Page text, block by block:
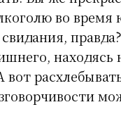
во время
находясь
вот